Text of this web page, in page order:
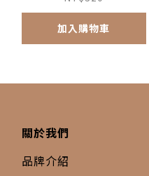
加入購物車
關於我們
品牌介紹